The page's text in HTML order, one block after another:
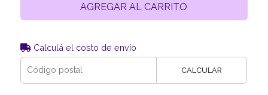
AGREGAR AL CARRITO
Calculá el costo de envío
CALCULAR